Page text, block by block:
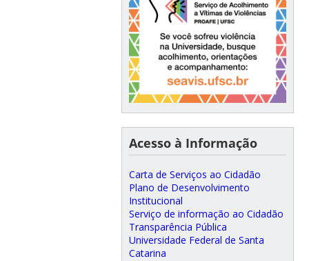
Acesso à Informação
Carta de Serviços ao Cidadão
Plano de Desenvolvimento
Institucional
Serviço de informação ao Cidadão
Transparência Pública
Universidade Federal de Santa
Catarina